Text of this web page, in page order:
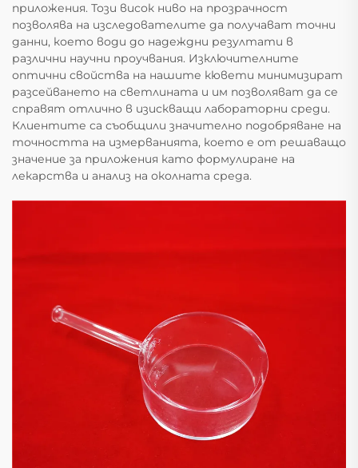
приложения. Този висок ниво на прозрачност
позволява на изследователите да получават точни
данни, което води до надеждни резултати в
различни научни проучвания. Изключителните
оптични свойства на нашите кювети минимизират
разсейването на светлината и им позволяват да се
справят отлично в изискващи лабораторни среди.
Клиентите са съобщили значително подобряване на
точността на измерванията, което е от решаващо
значение за приложения като формулиране на
лекарства и анализ на околната среда.